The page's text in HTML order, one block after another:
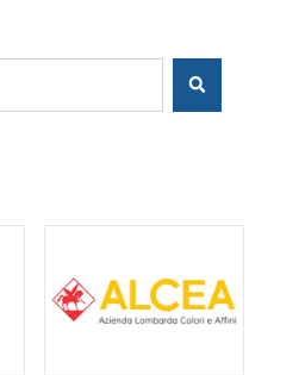
Cerca